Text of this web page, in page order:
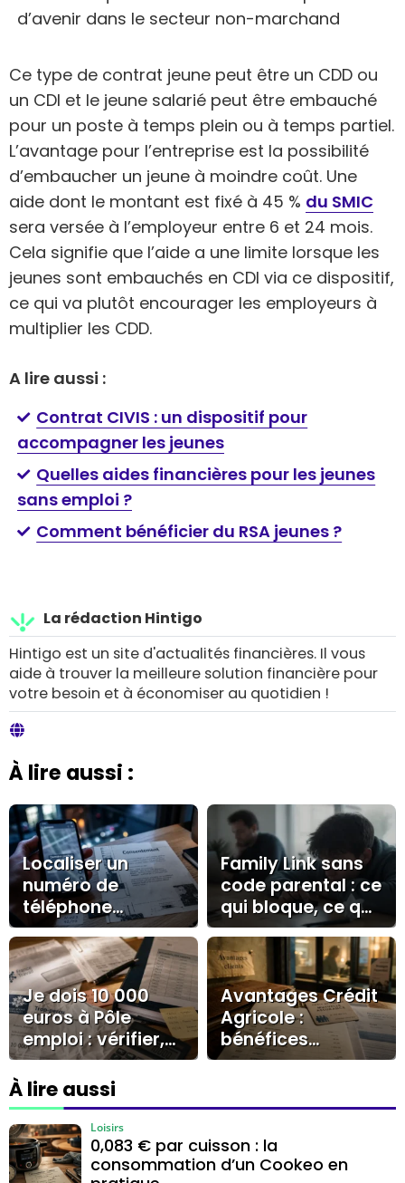
d’avenir dans le secteur non-marchand
Ce type de contrat jeune peut être un CDD ou
un CDI et le jeune salarié peut être embauché
pour un poste à temps plein ou à temps partiel.
L’avantage pour l’entreprise est la possibilité
d’embaucher un jeune à moindre coût. Une
aide dont le montant est fixé à 45 % du SMIC
sera versée à l’employeur entre 6 et 24 mois.
Cela signifie que l’aide a une limite lorsque les
jeunes sont embauchés en CDI via ce dispositif,
ce qui va plutôt encourager les employeurs à
multiplier les CDD.
A lire aussi :
Contrat CIVIS : un dispositif pour
accompagner les jeunes
Quelles aides financières pour les jeunes
sans emploi ?
Comment bénéficier du RSA jeunes ?
La rédaction Hintigo
Hintigo est un site d'actualités financières. Il vous
aide à trouver la meilleure solution financière pour
votre besoin et à économiser au quotidien !
À lire aussi :
Localiser un
numéro de
téléphone
portable sans
autorisation : ce
que les outils
gratuits
permettent
vraiment
Family Link sans
code parental : ce
qui bloque, ce qui
s’efface et ce qui
alerte
Je dois 10 000
euros à Pôle
emploi : vérifier,
contester ou
négocier sans se
tromper
Avantages Crédit
Agricole :
bénéfices
concrets pour
collaborateurs
À lire aussi
0,083 € par cuisson : la
consommation d’un Cookeo en
Loisirs